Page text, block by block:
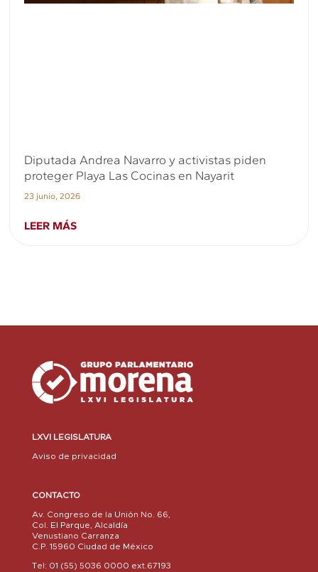
Diputada Andrea Navarro y activistas piden
proteger Playa Las Cocinas en Nayarit
23 junio, 2026
LEER MÁS
LXVI LEGISLATURA
Aviso de privacidad
CONTACTO
Av. Congreso de la Unión No. 66,
Col. El Parque, Alcaldía
Venustiano Carranza
C.P. 15960 Ciudad de México
Tel: 01 (55) 5036 0000 ext.67193